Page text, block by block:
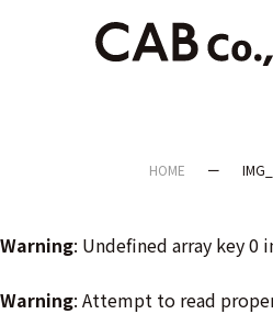
HOME
Warning: Undefined array key 0
Warning: Attempt to read